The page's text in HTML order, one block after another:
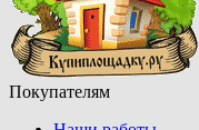
Покупателям